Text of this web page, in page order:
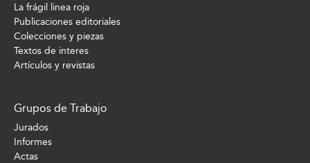
La frágil linea roja
Publicaciones editoriales
Colecciones y piezas
Textos de interes
Artículos y revistas
Grupos de Trabajo
Jurados
Informes
Actas